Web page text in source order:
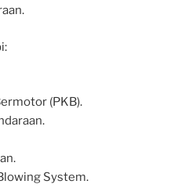
(PKB).
System.